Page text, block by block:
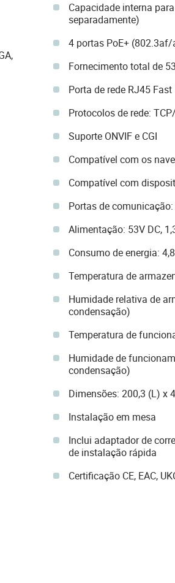
Capacidade interna
separadamente)
4 portas PoE+
Fornecimento total de
Porta de rede RJ45
Protocolos de rede: TCP/
Suporte ONVIF e CGI
Compatível com os
Compatível com
Portas de
Alimentação: 53V DC,
Consumo de energia:
Temperatura de
Humidade relativa de
condensação)
Temperatura de
Humidade de
condensação)
Dimensões: 200,3 (L) x
Instalação em mesa
Inclui adaptador de
de instalação rápida
Certificação CE, EAC,